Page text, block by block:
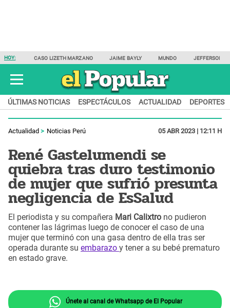
HOY: CASO LIZETH MARZANO JAIME BAYLY MUNDO JEFFERSON
ÚLTIMAS NOTICIAS ESPECTÁCULOS ACTUALIDAD DEPORTES
Actualidad Noticias Perú 05 ABR 2023 | 12:11 H
René Gastelumendi se
quiebra tras duro testimonio
de mujer que sufrió presunta
negligencia de EsSalud
El periodista y su compañera Mari Calixtro no pudieron
contener las lágrimas luego de conocer el caso de una
mujer que terminó con una gasa dentro de ella tras ser
operada durante su embarazo y tener a su bebé prematuro
en estado grave.
Únete al canal de Whatsapp de El Popular